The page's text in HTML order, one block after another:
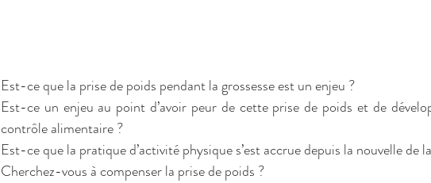
Est-ce que la prise de poids pendant la grossesse est un enjeu ?
Est-ce un enjeu au point d’avoir peur de cette prise de poids et de
contrôle alimentaire ?
Est-ce que la pratique d’activité physique s’est accrue depuis la nouvelle de
Cherchez-vous à compenser la prise de poids ?